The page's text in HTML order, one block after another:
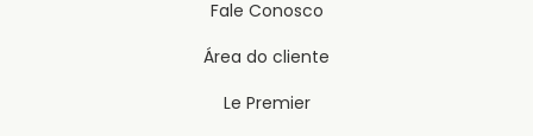
Fale Conosco
Área do cliente
Le Premier